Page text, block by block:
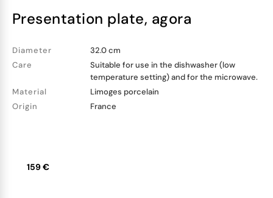
presentation plate, agora
Diameter
32.0 cm
Care
Suitable for use in the dishwasher (low
temperature setting) and for the microwave.
Material
Limoges porcelain
Origin
France
159 €